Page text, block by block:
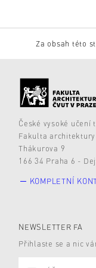
Za obsah této
České vysoké učení
Fakulta architektury
Thákurova 9
166 34 Praha 6 -
KOMPLETNÍ
NEWSLETTER FA
Přihlaste se a nic